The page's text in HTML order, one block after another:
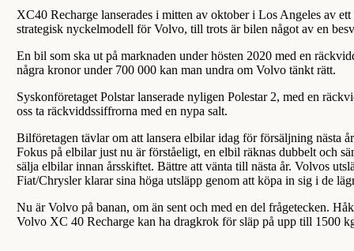
XC40 Recharge lanserades i mitten av oktober i Los Angeles av
strategisk nyckelmodell för Volvo, till trots är bilen något av en
En bil som ska ut på marknaden under hösten 2020 med en
några kronor under 700 000 kan man undra om Volvo tänkt rätt.
Syskonföretaget Polstar lanserade nyligen Polestar 2, med en
oss ta räckviddssiffrorna med en nypa salt.
Bilföretagen tävlar om att lansera elbilar idag för försäljning nästa
Fokus på elbilar just nu är förståeligt, en elbil räknas dubbelt och
sälja elbilar innan årsskiftet. Bättre att vänta till nästa år. Volvos
Fiat/Chrysler klarar sina höga utsläpp genom att köpa in sig i de
Nu är Volvo på banan, om än sent och med en del frågetecken.
Volvo XC 40 Recharge kan ha dragkrok för släp på upp till 1500